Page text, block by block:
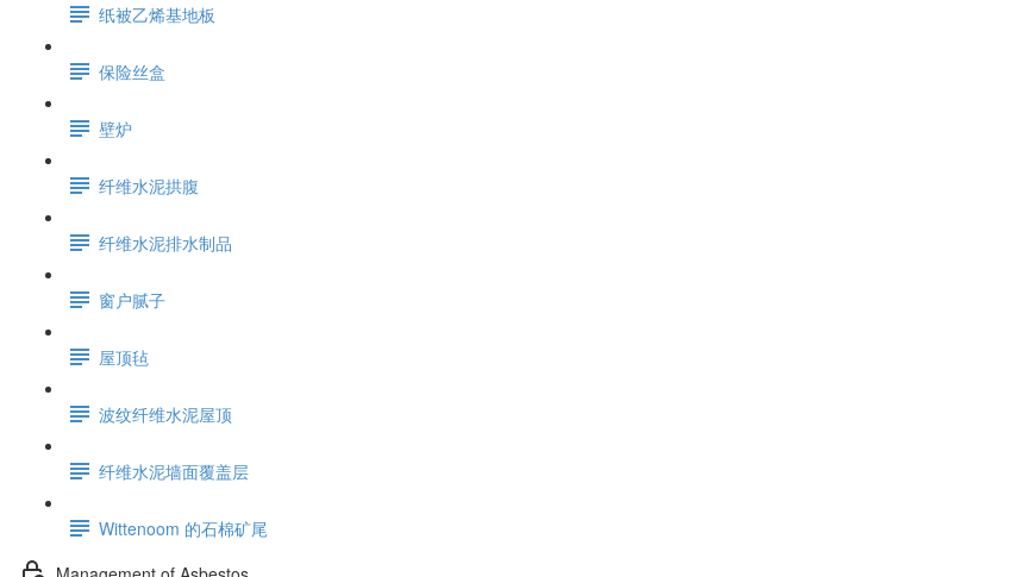
纸被乙烯基地板
保险丝盒
壁炉
纤维水泥拱腹
纤维水泥排水制品
窗户腻子
屋顶毡
波纹纤维水泥屋顶
纤维水泥墙面覆盖层
Wittenoom 的石棉矿尾